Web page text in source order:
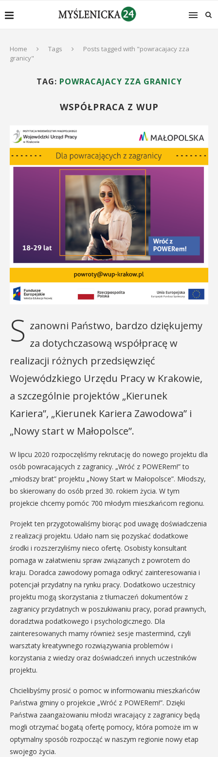
Home Tags
Posts tagged with "powracajacy zza
granicy"
TAG: POWRACAJACY ZZA GRANICY
WSPÓŁPRACA Z WUP
S zanowni Państwo, bardzo dziękujemy
za dotychczasową współpracę w
realizacji różnych przedsięwzięć
Wojewódzkiego Urzędu Pracy w Krakowie,
a szczególnie projektów „Kierunek
Kariera”, „Kierunek Kariera Zawodowa” i
„Nowy start w Małopolsce”.
W lipcu 2020 rozpoczęliśmy rekrutację do nowego projektu dla
osób powracających z zagranicy. „Wróć z POWERem!” to
„młodszy brat” projektu „Nowy Start w Małopolsce”. Młodszy,
bo skierowany do osób przed 30. rokiem życia. W tym
projekcie chcemy pomóc 700 młodym mieszkańcom regionu.
Projekt ten przygotowaliśmy biorąc pod uwagę doświadczenia
z realizacji projektu. Udało nam się pozyskać dodatkowe
środki i rozszerzyliśmy nieco ofertę. Osobisty konsultant
pomaga w załatwieniu spraw związanych z powrotem do
kraju. Doradca zawodowy pomaga odkryć zainteresowania i
potencjał przydatny na rynku pracy. Dodatkowo uczestnicy
projektu mogą skorzystania z tłumaczeń dokumentów z
zagranicy przydatnych w poszukiwaniu pracy, porad prawnych,
doradztwa podatkowego i psychologicznego. Dla
zainteresowanych mamy również sesje mastermind, czyli
warsztaty kreatywnego rozwiązywania problemów i
korzystania z wiedzy oraz doświadczeń innych uczestników
projektu.
Chcielibyśmy prosić o pomoc w informowaniu mieszkańców
Państwa gminy o projekcie „Wróć z POWERem!”. Dzięki
Państwa zaangażowaniu młodzi wracający z zagranicy będą
mogli otrzymać bogatą ofertę pomocy, która pomoże im w
optymalny sposób rozpocząć w naszym regionie nowy etap
swojego życia.